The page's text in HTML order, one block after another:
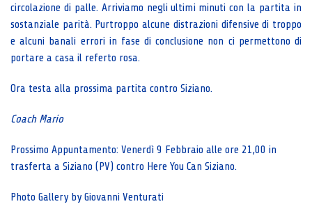
circolazione di palle. Arriviamo negli ultimi minuti con la partita in
sostanziale parità. Purtroppo alcune distrazioni difensive di troppo
e alcuni banali errori in fase di conclusione non ci permettono di
portare a casa il referto rosa.
Ora testa alla prossima partita contro Siziano.
Coach Mario
Prossimo Appuntamento: Venerdì 9 Febbraio alle ore 21,00 in
trasferta a Siziano (PV) contro Here You Can Siziano.
Photo Gallery by Giovanni Venturati